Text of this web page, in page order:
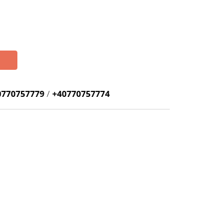
/ +40770757774